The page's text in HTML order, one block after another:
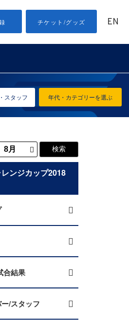
チケット/グッズ EN
年代・カテゴリーを選ぶ
スタッフ
ンジカップ2018
合結果
/スタッフ